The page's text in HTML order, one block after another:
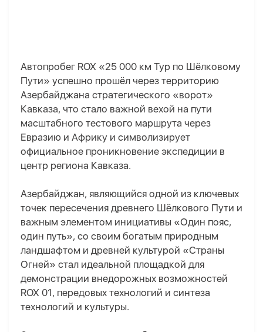
Автопробег ROX «25 000 км Тур по Шёлковому
Пути» успешно прошёл через территорию
Азербайджана стратегического «ворот»
Кавказа, что стало важной вехой на пути
масштабного тестового маршрута через
Евразию и Африку и символизирует
официальное проникновение экспедиции в
центр региона Кавказа.
Азербайджан, являющийся одной из ключевых
точек пересечения древнего Шёлкового Пути и
важным элементом инициативы «Один пояс,
один путь», со своим богатым природным
ландшафтом и древней культурой «Страны
Огней» стал идеальной площадкой для
демонстрации внедорожных возможностей
ROX 01, передовых технологий и синтеза
технологий и культуры.